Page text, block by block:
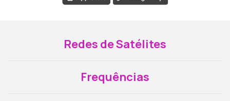
Redes de Satélites
Frequências